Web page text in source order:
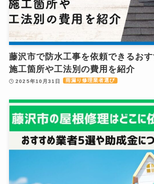
藤沢市で防水工事を依頼できるおす
施工箇所や工法別の費用を紹介
2025年10月31日 雨漏り修理業者選び